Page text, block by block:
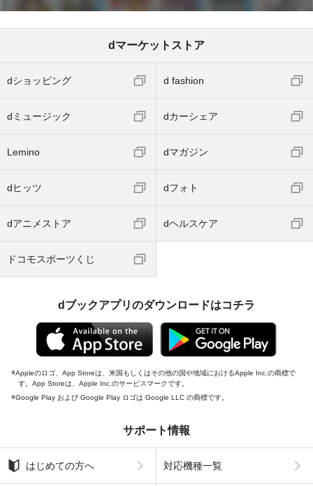
dマーケットストア
dショッピング d fashion
dミュージック dカーシェア
Lemino dマガジン
dヒッツ dフォト
dアニメストア dヘルスケア
ドコモスポーツくじ
dブックアプリのダウンロードはコチラ
Appleのロゴ、App Storeは、米国もしくはその他の国や地域におけるApple Inc.の商標で
す。App Storeは、Apple Inc.のサービスマークです。
Google Play および Google Play ロゴは Google LLC の商標です。
サポート情報
はじめての方へ 対応機種一覧